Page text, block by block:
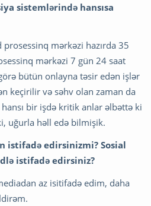
sistemlərində hansısa
mərkəzi hazırda 35
mərkəzi 7 gün 24 saat
bütün onlayna təsir edən işlər
keçirilir və səhv olan zaman da
hansı bir işdə kritik anlar əlbəttə ki
uğurla həll edə bilmişik.
istifadə edirsinizmi? Sosial
istifadə edirsiniz?
az isitifadə edim, daha